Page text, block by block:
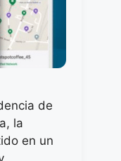
de
la
en un